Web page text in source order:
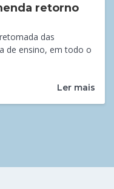
retorno
das
de ensino, em todo o
Ler mais